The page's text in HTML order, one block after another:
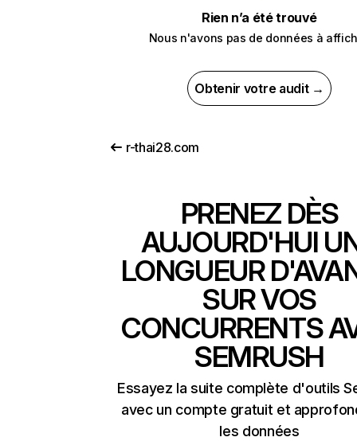
Rien n’a été trouvé
Nous n'avons pas de données à
Obtenir votre audit →
r-thai28.com
PRENEZ DÈS
AUJOURD'HUI
LONGUEUR
SUR VOS
CONCURRENTS
SEMRUSH
Essayez la suite complète d'outils
avec un compte gratuit et
les données